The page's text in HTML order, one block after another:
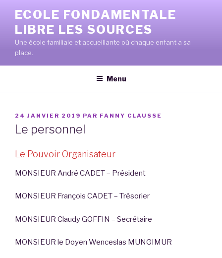
principal
ECOLE FONDAMENTALE
LIBRE LES SOURCES
Une école familiale et accueillante où chaque enfant a sa
place.
Menu
PUBLIÉ
LE
24 JANVIER 2019 PAR FANNY CLAUSSE
Le personnel
Le Pouvoir Organisateur
MONSIEUR André CADET – Président
MONSIEUR François CADET – Trésorier
MONSIEUR Claudy GOFFIN – Secrétaire
MONSIEUR le Doyen Wenceslas MUNGIMUR